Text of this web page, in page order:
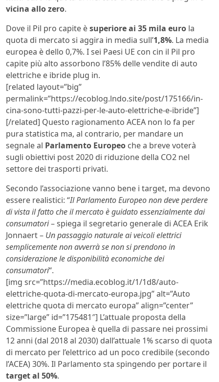
vicina allo zero.
Dove il Pil pro capite èsuperiore ai 35 mila euro la
quota di mercato si aggira in media sull’1,8%. La media
europea è dello 0,7%. I sei Paesi UE con cin il Pil pro
capite più alto assorbono l’85% delle vendite di auto
elettriche e ibride plug in.
[related layout=”big”
permalink=”https://ecoblog.lndo.site/post/175166/in-
cina-sono-tutti-pazzi-per-le-auto-elettriche-e-ibride”]
[/related] Questo ragionamento ACEA non lo fa per
pura statistica ma, al contrario, per mandare un
segnale al Parlamento Europeo che a breve voterà
sugli obiettivi post 2020 di riduzione della CO2 nel
settore dei trasporti privati.
Secondo l’associazione vanno bene i target, ma devono
essere realistici: “Il Parlamento Europeo non deve perdere
di vista il fatto che il mercato è guidato essenzialmente dai
consumatori– spiega il segretario generale di ACEA Erik
Jonnaert – Un passaggio naturale ai veicoli elettrici
semplicemente non avverrà se non si prendono in
considerazione le disponibilità economiche dei
consumatori“.
[img src=”https://media.ecoblog.it/1/1d8/auto-
elettriche-quota-di-mercato-europa.jpg” alt=”Auto
elettriche quota di mercato europa” align=”center”
size=”large” id=”175481″] L’attuale proposta della
Commissione Europea è quella di passare nei prossimi
12 anni (dal 2018 al 2030) dall’attuale 1% scarso di quota
di mercato per l’elettrico ad un poco credibile (secondo
l’ACEA) 30%. Il Parlamento sta spingendo per portare il
target al 50%.